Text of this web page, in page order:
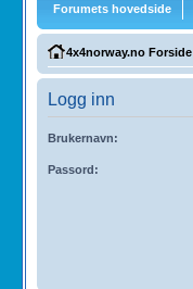
Forumets hovedside
4x4norway.no Forside
Logg inn
Brukernavn:
Passord: